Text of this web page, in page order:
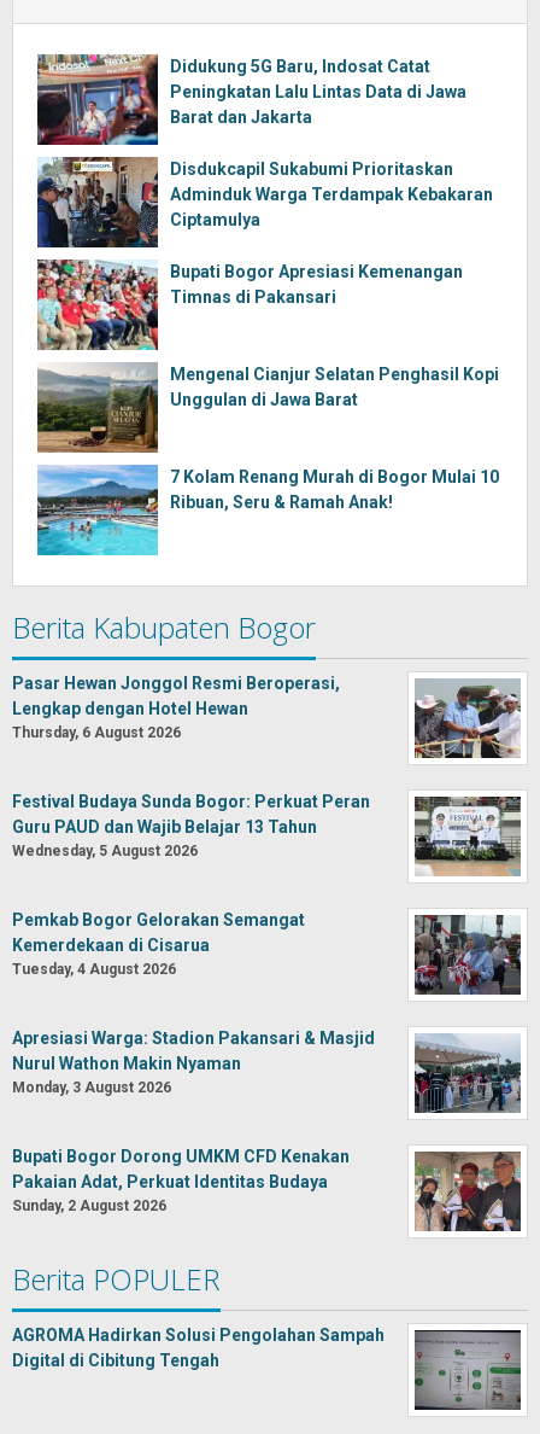
Didukung 5G Baru, Indosat Catat
Peningkatan Lalu Lintas Data di Jawa
Barat dan Jakarta
Disdukcapil Sukabumi Prioritaskan
Adminduk Warga Terdampak Kebakaran
Ciptamulya
Bupati Bogor Apresiasi Kemenangan
Timnas di Pakansari
Mengenal Cianjur Selatan Penghasil Kopi
Unggulan di Jawa Barat
7 Kolam Renang Murah di Bogor Mulai 10
Ribuan, Seru & Ramah Anak!
Berita Kabupaten Bogor
Pasar Hewan Jonggol Resmi Beroperasi,
Lengkap dengan Hotel Hewan
Thursday, 6 August 2026
Festival Budaya Sunda Bogor: Perkuat Peran
Guru PAUD dan Wajib Belajar 13 Tahun
Wednesday, 5 August 2026
Pemkab Bogor Gelorakan Semangat
Kemerdekaan di Cisarua
Tuesday, 4 August 2026
Apresiasi Warga: Stadion Pakansari & Masjid
Nurul Wathon Makin Nyaman
Monday, 3 August 2026
Bupati Bogor Dorong UMKM CFD Kenakan
Pakaian Adat, Perkuat Identitas Budaya
Sunday, 2 August 2026
Berita POPULER
AGROMA Hadirkan Solusi Pengolahan Sampah
Digital di Cibitung Tengah